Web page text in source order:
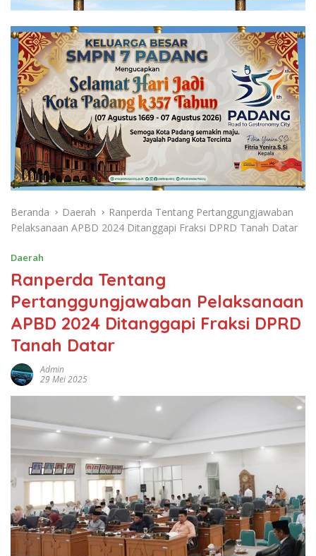
Beranda Daerah
Ranperda Tentang Pertanggungjawaban
Pelaksanaan APBD 2024 Ditanggapi Fraksi DPRD Tanah Datar
Daerah
Ranperda Tentang
Pertanggungjawaban Pelaksanaan
APBD 2024 Ditanggapi Fraksi DPRD
Tanah Datar
Admin
29 Mei 2025